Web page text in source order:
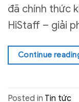
đã chính thức
HiStaff – giải
Continue
Posted in Tin tức